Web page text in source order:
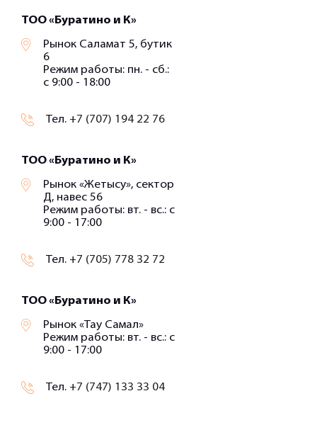
ТОО «Буратино и К»
Рынок Саламат 5, бутик
6
Режим работы: пн. - сб.:
с 9:00 - 18:00
Тел. +7 (707) 194 22 76
ТОО «Буратино и К»
Рынок «Жетысу», сектор
Д, навес 56
Режим работы: вт. - вс.: с
9:00 - 17:00
Тел. +7 (705) 778 32 72
ТОО «Буратино и К»
Рынок «Тау Самал»
Режим работы: вт. - вс.: с
9:00 - 17:00
Тел. +7 (747) 133 33 04